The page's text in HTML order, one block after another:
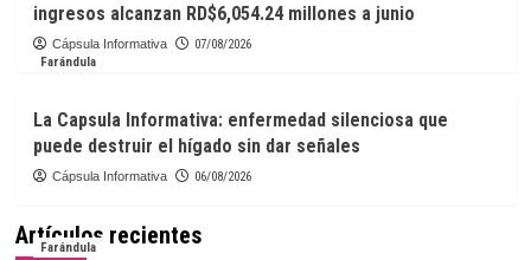
ingresos alcanzan RD$6,054.24 millones a junio
Cápsula Informativa
07/08/2026
Farándula
La Capsula Informativa: enfermedad silenciosa que
puede destruir el hígado sin dar señales
Cápsula Informativa 06/08/2026
Artículos recientes
Farándula